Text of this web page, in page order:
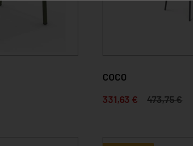
COCO
331,63 €
473,75 €